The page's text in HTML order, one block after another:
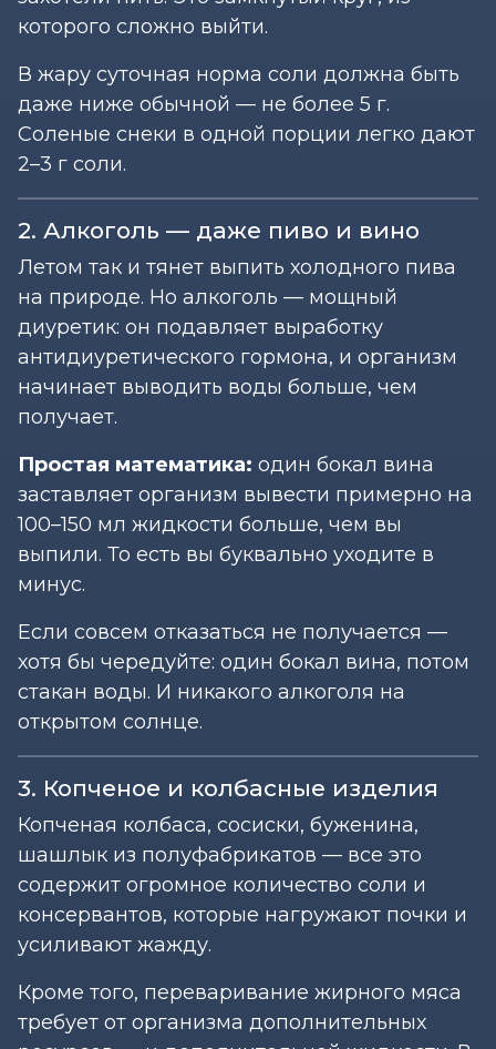
которого сложно выйти.
В жару суточная норма соли должна быть
даже ниже обычной — не более 5 г.
Соленые снеки в одной порции легко дают
2–3 г соли.
2. Алкоголь — даже пиво и вино
Летом так и тянет выпить холодного пива
на природе. Но алкоголь — мощный
диуретик: он подавляет выработку
антидиуретического гормона, и организм
начинает выводить воды больше, чем
получает.
Простая математика: один бокал вина
заставляет организм вывести примерно на
100–150 мл жидкости больше, чем вы
выпили. То есть вы буквально уходите в
минус.
Если совсем отказаться не получается —
хотя бы чередуйте: один бокал вина, потом
стакан воды. И никакого алкоголя на
открытом солнце.
3. Копченое и колбасные изделия
Копченая колбаса, сосиски, буженина,
шашлык из полуфабрикатов — все это
содержит огромное количество соли и
консервантов, которые нагружают почки и
усиливают жажду.
Кроме того, переваривание жирного мяса
требует от организма дополнительных